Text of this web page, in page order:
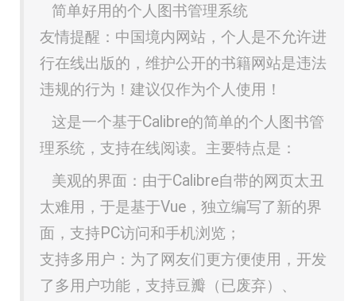
简单好用的个人图书管理系统
友情提醒：中国境内网站，个人是不允许进
行在线出版的，维护公开的书籍网站是违法
违规的行为！建议仅作为个人使用！
这是一个基于Calibre的简单的个人图书管
理系统，支持在线阅读。主要特点是：
美观的界面：由于Calibre自带的网页太丑
太难用，于是基于Vue，独立编写了新的界
面，支持PC访问和手机浏览；
支持多用户：为了网友们更方便使用，开发
了多用户功能，支持豆瓣（已废弃）、